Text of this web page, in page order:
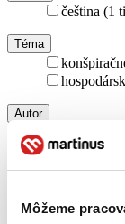
Môžeme
čeština (1
Téma
Autor
Zúžiť výber